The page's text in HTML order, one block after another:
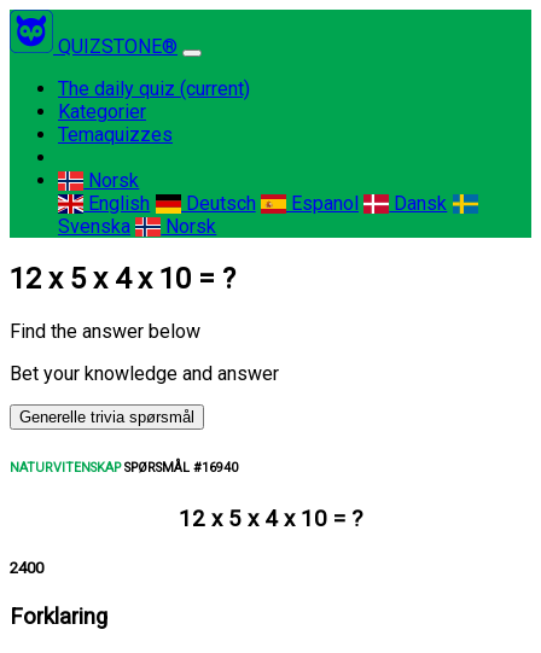
QUIZSTONE®
The daily quiz (current)
Kategorier
Temaquizzes
Norsk
English
Deutsch Espanol
Dansk
Svenska
Norsk
12 x 5 x 4 x 10 = ?
Find the answer below
Bet your knowledge and answer
Generelle trivia spørsmål
NATURVITENSKAPSPØRSMÅL #16940
12 x 5 x 4 x 10 = ?
2400
Forklaring